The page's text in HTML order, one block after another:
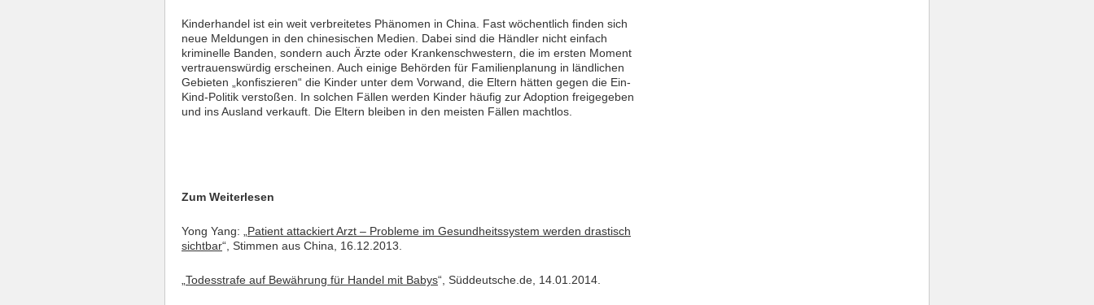
Kinderhandel ist ein weit verbreitetes Phänomen in China. Fast wöchentlich finden sich
neue Meldungen in den chinesischen Medien. Dabei sind die Händler nicht einfach
kriminelle Banden, sondern auch Ärzte oder Krankenschwestern, die im ersten Moment
vertrauenswürdig erscheinen. Auch einige Behörden für Familienplanung in ländlichen
Gebieten „konfiszieren“ die Kinder unter dem Vorwand, die Eltern hätten gegen die Ein-
Kind-Politik verstoßen. In solchen Fällen werden Kinder häufig zur Adoption freigegeben
und ins Ausland verkauft. Die Eltern bleiben in den meisten Fällen machtlos.
Zum Weiterlesen
Yong Yang: „Patient attackiert Arzt – Probleme im Gesundheitssystem werden drastisch
sichtbar“, Stimmen aus China, 16.12.2013.
„Todesstrafe auf Bewährung für Handel mit Babys“, Süddeutsche.de, 14.01.2014.